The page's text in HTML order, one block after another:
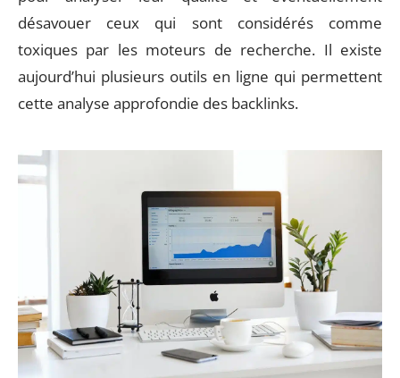
désavouer ceux qui sont considérés comme
toxiques par les moteurs de recherche. Il existe
aujourd’hui plusieurs outils en ligne qui permettent
cette analyse approfondie des backlinks.